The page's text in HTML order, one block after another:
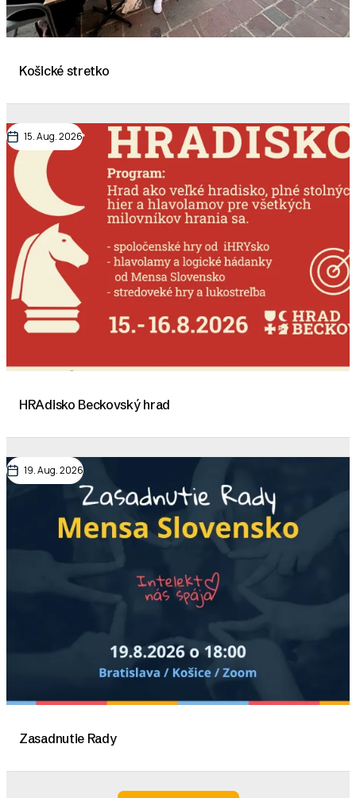
Košické stretko
15. Aug. 2026
HRAdisko Beckovský hrad
19. Aug. 2026
Zasadnutie Rady